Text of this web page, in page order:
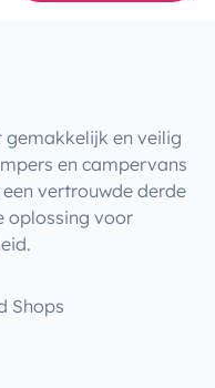
en veilig
en campervans
vertrouwde derde
oplossing voor
Shops